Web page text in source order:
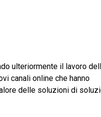
ulteriormente il lavoro
canali online che hanno
delle soluzioni di